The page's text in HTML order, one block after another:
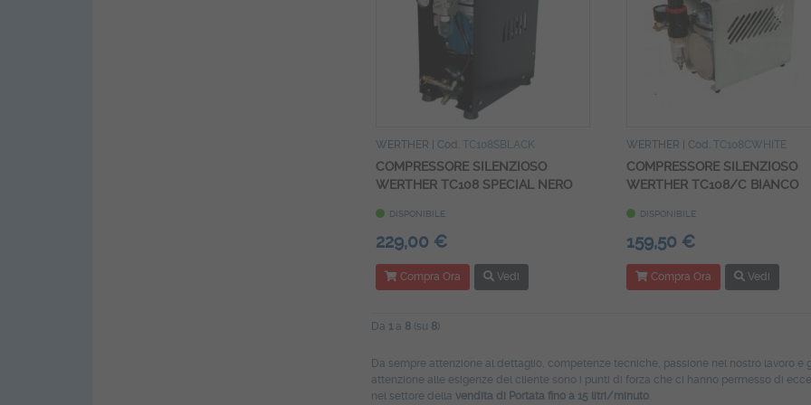
WERTHER | Cod. TC108SBLACK
COMPRESSORE SILENZIOSO
WERTHER TC108 SPECIAL NERO
DISPONIBILE
229,00 €
Compra Ora Vedi
WERTHER | Cod. TC108CWHITE
COMPRESSORE SILENZIOSO
WERTHER TC108/C BIANCO
DISPONIBILE
159,50 €
Compra Ora Vedi
Da 1a 8(su 8)
Da sempre attenzione al dettaglio, competenze tecniche, passione nel nostro lavoro e
attenzione alle esigenze del cliente sono i punti di forza che ci hanno permesso di
nel settore della vendita di Portata fino a 15 litri/minuto.